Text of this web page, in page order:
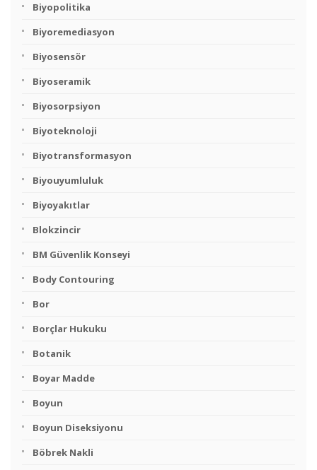
Biyopolitika
Biyoremediasyon
Biyosensör
Biyoseramik
Biyosorpsiyon
Biyoteknoloji
Biyotransformasyon
Biyouyumluluk
Biyoyakıtlar
Blokzincir
BM Güvenlik Konseyi
Body Contouring
Bor
Borçlar Hukuku
Botanik
Boyar Madde
Boyun
Boyun Diseksiyonu
Böbrek Nakli